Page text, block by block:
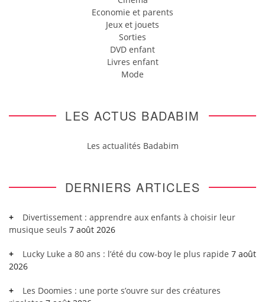
Economie et parents
Jeux et jouets
Sorties
DVD enfant
Livres enfant
Mode
LES ACTUS BADABIM
Les actualités Badabim
DERNIERS ARTICLES
Divertissement : apprendre aux enfants à choisir leur
musique seuls 7 août 2026
Lucky Luke a 80 ans : l’été du cow-boy le plus rapide 7 août
2026
Les Doomies : une porte s’ouvre sur des créatures